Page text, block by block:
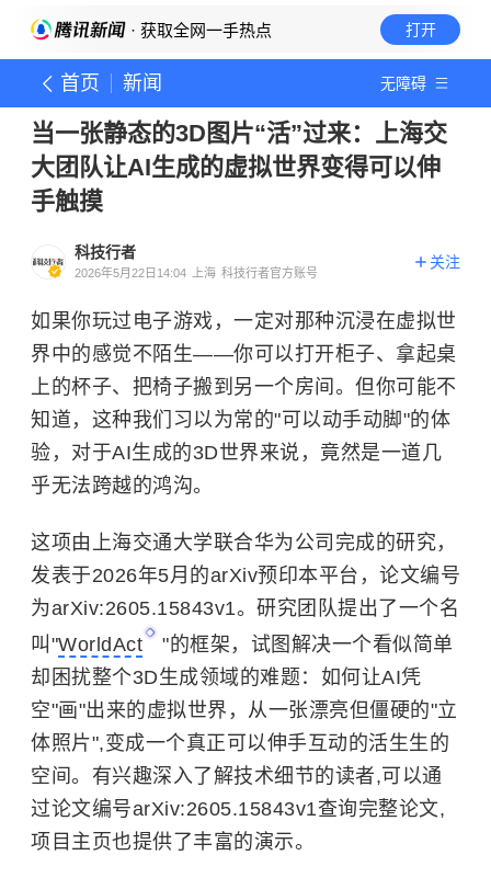
· 获取全网一手热点 打开
首页 新闻 无障碍
当一张静态的3D图片“活”过来：上海交
大团队让AI生成的虚拟世界变得可以伸
手触摸
科技行者
2026年5月22日14:04 上海 科技行者官方账号
关注
如果你玩过电子游戏，一定对那种沉浸在虚拟世
界中的感觉不陌生——你可以打开柜子、拿起桌
上的杯子、把椅子搬到另一个房间。但你可能不
知道，这种我们习以为常的"可以动手动脚"的体
验，对于AI生成的3D世界来说，竟然是一道几
乎无法跨越的鸿沟。
这项由上海交通大学联合华为公司完成的研究，
发表于2026年5月的arXiv预印本平台，论文编号
为arXiv:2605.15843v1。研究团队提出了一个名
叫"WorldAct
"的框架，试图解决一个看似简单
却困扰整个3D生成领域的难题：如何让AI凭
空"画"出来的虚拟世界，从一张漂亮但僵硬的"立
体照片",变成一个真正可以伸手互动的活生生的
空间。有兴趣深入了解技术细节的读者,可以通
过论文编号arXiv:2605.15843v1查询完整论文,
项目主页也提供了丰富的演示。